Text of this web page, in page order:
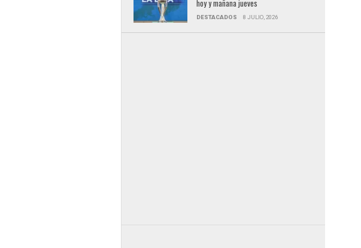
hoy y mañana jueves
DESTACADOS 8 JULIO, 2026